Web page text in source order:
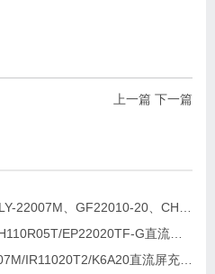
上一篇 下一篇
2026年华科电源维修更换XLY-22007M、GF22010-20、CHR-22020直流屏充电模块
新疆，西藏，河北K3B05L/H110R05T/EP22020TF-G直流屏充电模块维修更换
新疆、广东、广西XLY-22007M/IR11020T2/K6A20直流屏充电模块维修更换